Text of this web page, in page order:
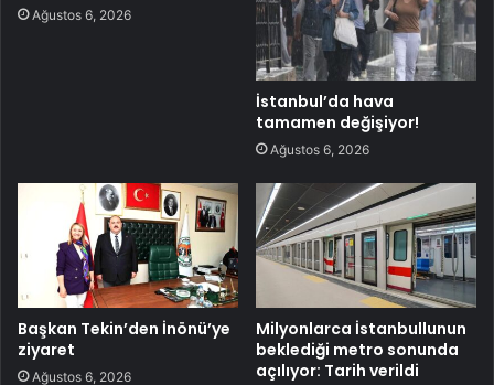
Ağustos 6, 2026
İstanbul’da hava
tamamen değişiyor!
Ağustos 6, 2026
Başkan Tekin’den İnönü’ye
ziyaret
Ağustos 6, 2026
Milyonlarca İstanbullunun
beklediği metro sonunda
açılıyor: Tarih verildi